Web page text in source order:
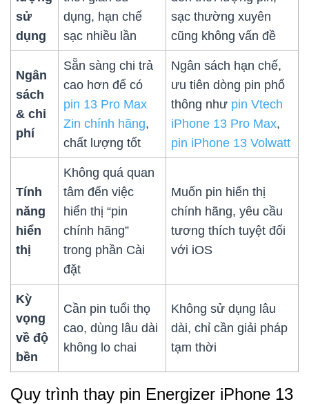
sử
dụng
dụng, hạn chế
sạc nhiều lần
sạc thường xuyên
cũng không vấn đề
Ngân
sách
& chi
phí
Sẵn sàng chi trả
cao hơn để có
pin 13 Pro Max
Zin chính hãng,
chất lượng tốt
Ngân sách hạn chế,
ưu tiên dòng pin phổ
thông như pin Vtech
iPhone 13 Pro Max,
pin iPhone 13 Volwatt
Tính
năng
hiển
thị
Không quá quan
tâm đến việc
hiển thị “pin
chính hãng”
trong phần Cài
đặt
Muốn pin hiển thị
chính hãng, yêu cầu
tương thích tuyệt đối
với iOS
Kỳ
vọng
về độ
bền
Cần pin tuổi thọ
cao, dùng lâu dài
không lo chai
Không sử dụng lâu
dài, chỉ cần giải pháp
tạm thời
Quy trình thay pin Energizer iPhone 13